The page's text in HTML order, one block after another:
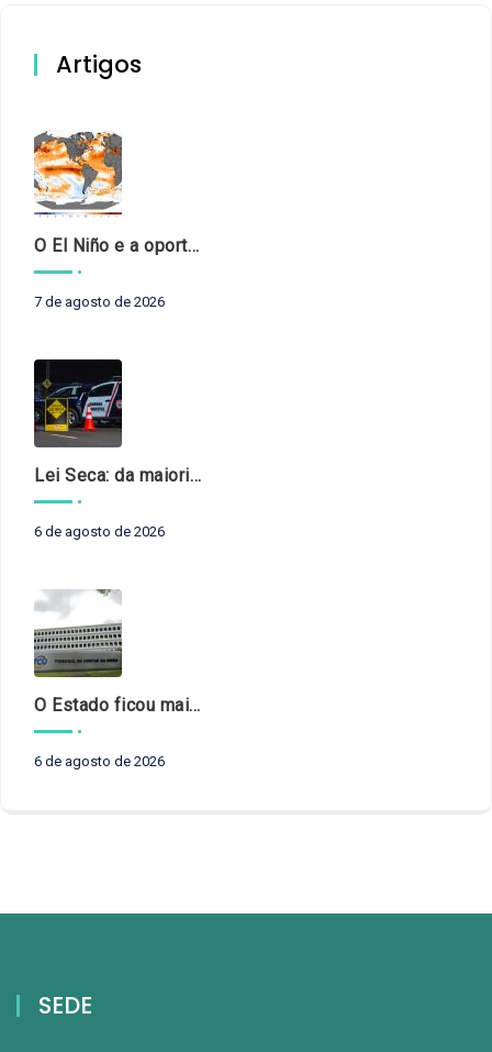
Artigos
O El Niño e a oportunidade de fortalecer o controle externo das políticas climáticas
7 de agosto de 2026
Lei Seca: da maioridade à maturidade
6 de agosto de 2026
O Estado ficou mais complexo. O controle precisa acompanhar
6 de agosto de 2026
SEDE